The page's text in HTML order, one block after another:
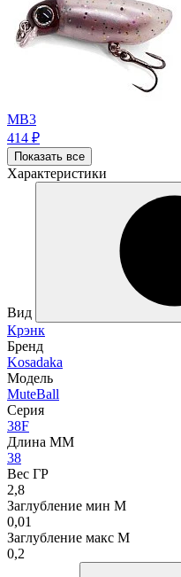
MB3
414 ₽
Показать все
Характеристики
Вид
Крэнк
Бренд
Kosadaka
Модель
MuteBall
Серия
38F
Длина ММ
38
Вес ГР
2,8
Заглубление мин М
0,01
Заглубление макс М
0,2